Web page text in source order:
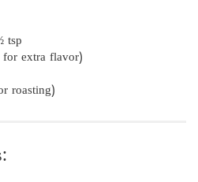
tsp
extra flavor)
roasting)